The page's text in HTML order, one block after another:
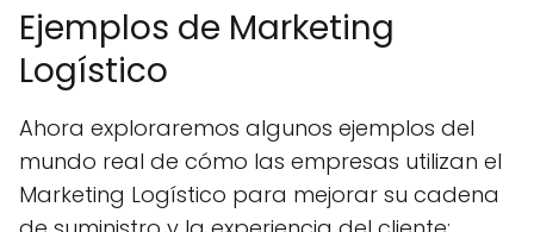
Ejemplos de Marketing
Logístico
Ahora exploraremos algunos ejemplos del
mundo real de cómo las empresas utilizan el
Marketing Logístico para mejorar su cadena